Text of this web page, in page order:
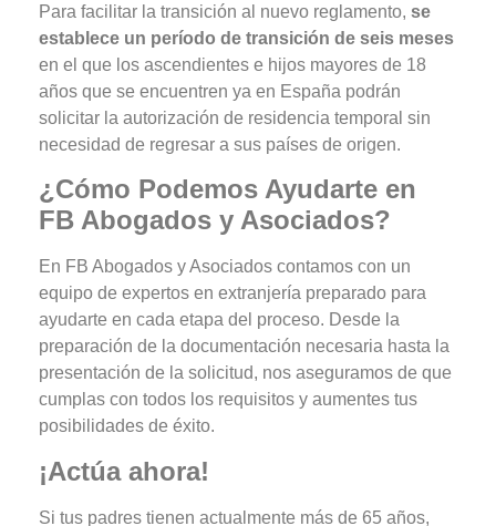
Para facilitar la transición al nuevo reglamento, se
establece un período de transición de seis meses
en el que los ascendientes e hijos mayores de 18
años que se encuentren ya en España podrán
solicitar la autorización de residencia temporal sin
necesidad de regresar a sus países de origen.
¿Cómo Podemos Ayudarte en
FB Abogados y Asociados?
En FB Abogados y Asociados contamos con un
equipo de expertos en extranjería preparado para
ayudarte en cada etapa del proceso. Desde la
preparación de la documentación necesaria hasta la
presentación de la solicitud, nos aseguramos de que
cumplas con todos los requisitos y aumentes tus
posibilidades de éxito.
¡Actúa ahora!
Si tus padres tienen actualmente más de 65 años,